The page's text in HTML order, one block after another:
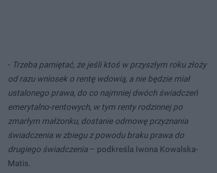
- Trzeba pamiętać, że jeśli ktoś w przyszłym roku złoży
od razu wniosek o rentę wdowią, a nie będzie miał
ustalonego prawa, do co najmniej dwóch świadczeń
emerytalno-rentowych, w tym renty rodzinnej po
zmarłym małżonku, dostanie odmowę przyznania
świadczenia w zbiegu z powodu braku prawa do
drugiego świadczenia– podkreśla Iwona Kowalska-
Matis.